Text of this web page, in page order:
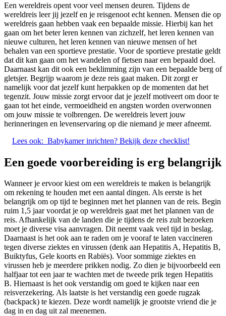
Een wereldreis opent voor veel mensen deuren. Tijdens de
wereldreis leer jij jezelf en je reisgenoot echt kennen. Mensen die op
wereldreis gaan hebben vaak een bepaalde missie. Hierbij kan het
gaan om het beter leren kennen van zichzelf, het leren kennen van
nieuwe culturen, het leren kennen van nieuwe mensen of het
behalen van een sportieve prestatie. Voor de sportieve prestatie geldt
dat dit kan gaan om het wandelen of fietsen naar een bepaald doel.
Daarnaast kan dit ook een beklimming zijn van een bepaalde berg of
gletsjer. Begrijp waarom je deze reis gaat maken. Dit zorgt er
namelijk voor dat jezelf kunt herpakken op de momenten dat het
tegenzit. Jouw missie zorgt ervoor dat je jezelf motiveert om door te
gaan tot het einde, vermoeidheid en angsten worden overwonnen
om jouw missie te volbrengen. De wereldreis levert jouw
herinneringen en levenservaring op die niemand je meer afneemt.
Lees ook: Babykamer inrichten? Bekijk deze checklist!
Een goede voorbereiding is erg belangrijk
Wanneer je ervoor kiest om een wereldreis te maken is belangrijk
om rekening te houden met een aantal dingen. Als eerste is het
belangrijk om op tijd te beginnen met het plannen van de reis. Begin
ruim 1,5 jaar voordat je op wereldreis gaat met het plannen van de
reis. Afhankelijk van de landen die je tijdens de reis zult bezoeken
moet je diverse visa aanvragen. Dit neemt vaak veel tijd in beslag.
Daarnaast is het ook aan te raden om je vooraf te laten vaccineren
tegen diverse ziektes en virussen (denk aan Hepatitis A, Hepatitis B,
Buiktyfus, Gele koorts en Rabiës). Voor sommige ziektes en
virussen heb je meerdere prikken nodig. Zo dien je bijvoorbeeld een
halfjaar tot een jaar te wachten met de tweede prik tegen Hepatitis
B. Hiernaast is het ook verstandig om goed te kijken naar een
reisverzekering. Als laatste is het verstandig een goede rugzak
(backpack) te kiezen. Deze wordt namelijk je grootste vriend die je
dag in en dag uit zal meenemen.